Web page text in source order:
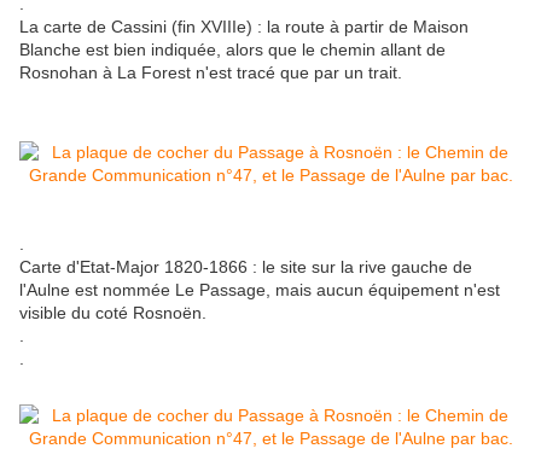
.
La carte de Cassini (fin XVIIIe) : la route à partir de Maison
Blanche est bien indiquée, alors que le chemin allant de
Rosnohan à La Forest n'est tracé que par un trait.
.
Carte d'Etat-Major 1820-1866 : le site sur la rive gauche de
l'Aulne est nommée Le Passage, mais aucun équipement n'est
visible du coté Rosnoën.
.
.